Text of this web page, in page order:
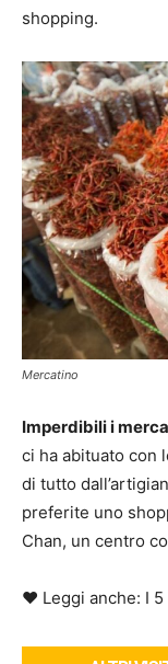
shopping.
Mercatino
Imperdibili i
ci ha abituato con
di tutto
preferite uno
Chan, un centro
♥ Leggi anche: I 5